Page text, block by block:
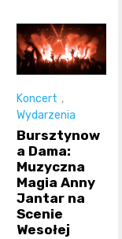
Koncert ,
Wydarzenia
Bursztynow
a Dama:
Muzyczna
Magia Anny
Jantar na
Scenie
Wesołej